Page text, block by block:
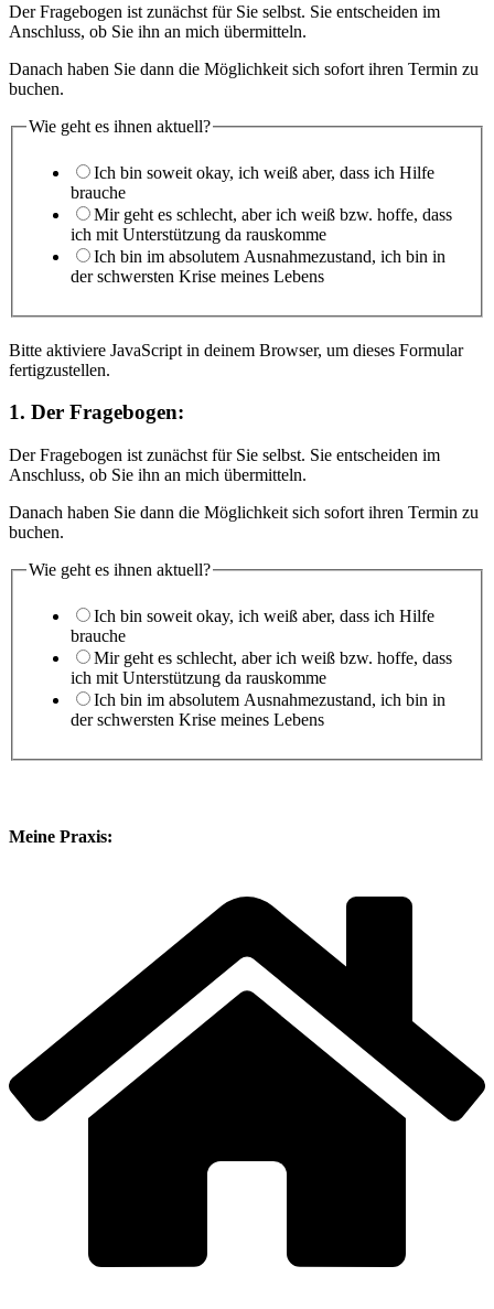
Der Fragebogen ist zunächst für Sie selbst. Sie entscheiden im
Anschluss, ob Sie ihn an mich übermitteln.
Danach haben Sie dann die Möglichkeit sich sofort ihren Termin zu
buchen.
Wie geht es ihnen aktuell?
Ich bin soweit okay, ich weiß aber, dass ich Hilfe
brauche
Mir geht es schlecht, aber ich weiß bzw. hoffe, dass
ich mit Unterstützung da rauskomme
Ich bin im absolutem Ausnahmezustand, ich bin in
der schwersten Krise meines Lebens
benötigt
verändern?
Bitte aktiviere JavaScript in deinem Browser, um dieses Formular
fertigzustellen.
1. Der Fragebogen:
Der Fragebogen ist zunächst für Sie selbst. Sie entscheiden im
Anschluss, ob Sie ihn an mich übermitteln.
Danach haben Sie dann die Möglichkeit sich sofort ihren Termin zu
buchen.
Wie geht es ihnen aktuell?
Ich bin soweit okay, ich weiß aber, dass ich Hilfe
brauche
Mir geht es schlecht, aber ich weiß bzw. hoffe, dass
ich mit Unterstützung da rauskomme
Ich bin im absolutem Ausnahmezustand, ich bin in
der schwersten Krise meines Lebens
Meine Praxis: